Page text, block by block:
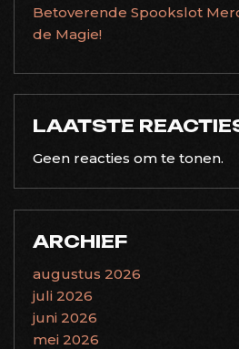
Betoverende Spookslot
de Magie!
LAATSTE
Geen reacties om te tonen.
ARCHIEF
augustus 2026
juli 2026
juni 2026
mei 2026